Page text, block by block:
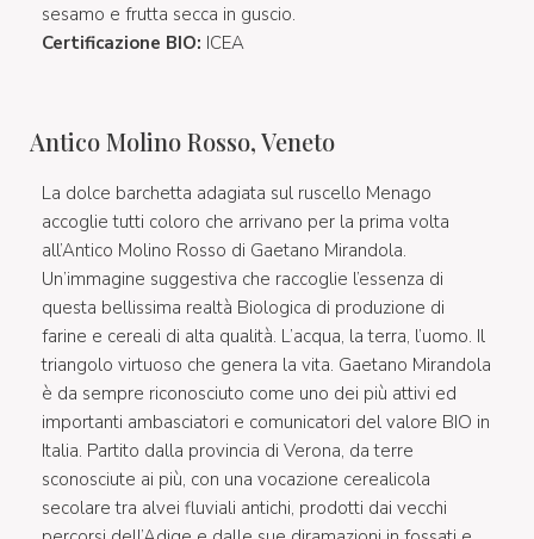
sesamo e frutta secca in guscio.
Certificazione BIO: ICEA
Antico Molino Rosso, Veneto
La dolce barchetta adagiata sul ruscello Menago
accoglie tutti coloro che arrivano per la prima volta
all’Antico Molino Rosso di Gaetano Mirandola.
Un’immagine suggestiva che raccoglie l’essenza di
questa bellissima realtà Biologica di produzione di
farine e cereali di alta qualità. L’acqua, la terra, l’uomo. Il
triangolo virtuoso che genera la vita. Gaetano Mirandola
è da sempre riconosciuto come uno dei più attivi ed
importanti ambasciatori e comunicatori del valore BIO in
Italia. Partito dalla provincia di Verona, da terre
sconosciute ai più, con una vocazione cerealicola
secolare tra alvei fluviali antichi, prodotti dai vecchi